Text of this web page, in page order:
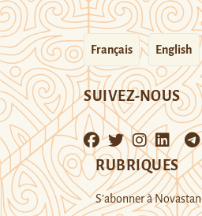
Français English
SUIVEZ-NOUS
RUBRIQUES
S’abonner à Novastan